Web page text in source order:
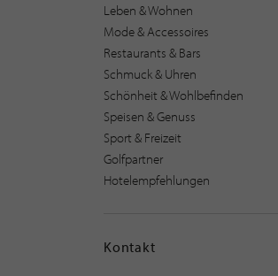
Leben & Wohnen
Mode & Accessoires
Restaurants & Bars
Schmuck & Uhren
Schönheit & Wohlbefinden
Speisen & Genuss
Sport & Freizeit
Golfpartner
Hotelempfehlungen
Kontakt